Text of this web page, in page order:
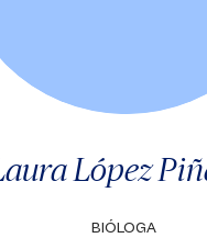
López
BIÓLOGA